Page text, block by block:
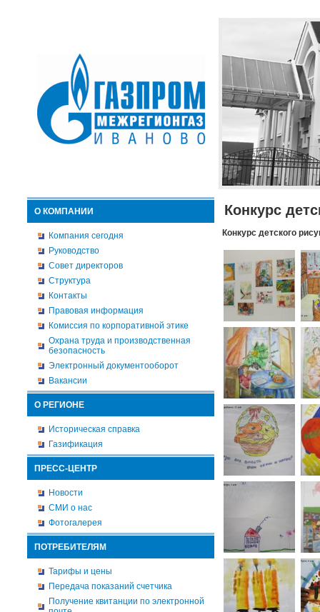
О КОМПАНИИ
Компания сегодня
Руководство
Совет директоров
Структура
Контакты
Правовая информация
Комиссия по корпоративной этике
Охрана труда и производственная
безопасность
Электронный документооборот
Вакансии
О РЕГИОНЕ
Историческая справка
Газификация
ПРЕСС-ЦЕНТР
Новости
СМИ о нас
Фотогалерея
ПОТРЕБИТЕЛЯМ
Тарифы и цены
Передача показаний счетчика
Получение квитанции по электронной
Конкурс
Конкурс детского